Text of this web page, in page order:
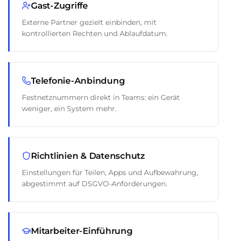
Gast-Zugriffe
Externe Partner gezielt einbinden, mit
kontrollierten Rechten und Ablaufdatum.
Telefonie-Anbindung
Festnetznummern direkt in Teams: ein Gerät
weniger, ein System mehr.
Richtlinien & Datenschutz
Einstellungen für Teilen, Apps und Aufbewahrung,
abgestimmt auf DSGVO-Anforderungen.
Mitarbeiter-Einführung